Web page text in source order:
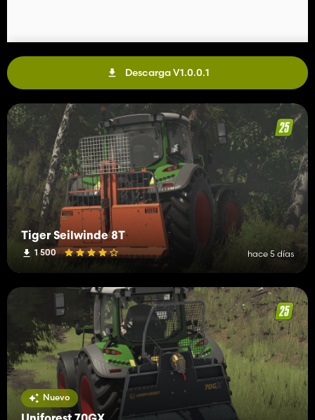
Descarga V1.0.0.1
Tiger Seilwinde 8T
1 500 hace 5 días
Nuevo